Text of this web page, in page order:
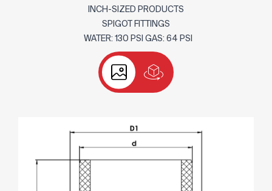
INCH-SIZED PRODUCTS
SPIGOT FITTINGS
WATER: 130 PSI GAS: 64 PSI